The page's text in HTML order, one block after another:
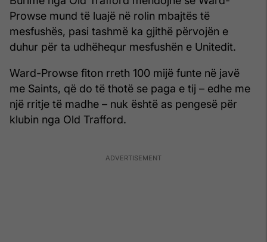
Prowse mund të luajë në rolin mbajtës të
mesfushës, pasi tashmë ka gjithë përvojën e
duhur për ta udhëhequr mesfushën e Unitedit.
Ward-Prowse fiton rreth 100 mijë funte në javë
me Saints, që do të thotë se paga e tij – edhe me
një rritje të madhe – nuk është as pengesë për
klubin nga Old Trafford.